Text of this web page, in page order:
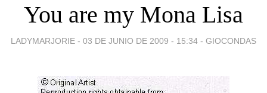
You are my Mona Lisa
LADYMARJORIE - 03 DE JUNIO DE 2009 - 15:34 - GIOCONDAS